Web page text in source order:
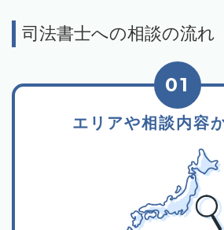
司法書士への相談の流れ
エリアや相談内容
01